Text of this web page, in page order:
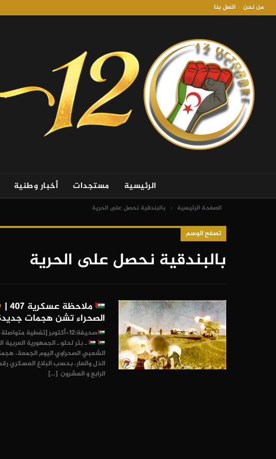
من نحن اتصل بنا
الرئيسية مستجدات أخبار وطنية
الصفحة الرئيسية بالبندقية نحصل على الحرية
تصفح الوسم
بالبندقية نحصل على الحرية
ملاحظة عسكرية 407 |
الصحراء تشن هجمات
صحيفة:12-أكتوبر [تغطية متواصلة لأحداث المقاومة الصحراوية]
ـ بئر لحلو ـ الجمهورية العربية
الشعبي الصحراوي اليوم الجمعة،
الرابع و العشرون […]